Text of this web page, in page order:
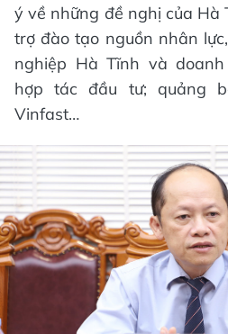
ý về những đề nghị của Hà
trợ đào tạo nguồn nhân
nghiệp Hà Tĩnh và
hợp tác đầu tư; quảng
Vinfast…